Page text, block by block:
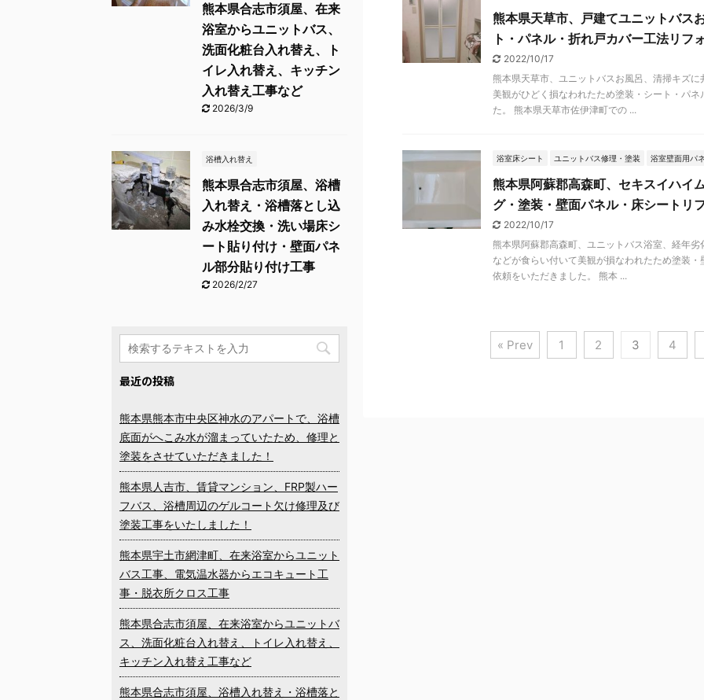
熊本県天草市、戸建てユニットバス
ト・パネル・折れ戸カバー工法リ
2022/10/17
熊本県天草市、ユニットバスお風呂、清掃キズ
美観がひどく損なわれたため塗装・シート・パ
た。 熊本県天草市佐伊津町での ...
浴室床シート ユニットバス修理・塗装 浴室壁面用パ
熊本県阿蘇郡高森町、セキスイハイ
グ・塗装・壁面パネル・床シート
2022/10/17
熊本県阿蘇郡高森町、ユニットバス浴室、経年
などが食らい付いて美観が損なわれたため塗装
依頼をいただきました。 熊本 ...
« Prev 1 2 3 4
熊本県合志市須屋、在来
浴室からユニットバス、
洗面化粧台入れ替え、ト
イレ入れ替え、キッチン
入れ替え工事など
2026/3/9
浴槽入れ替え
熊本県合志市須屋、浴槽
入れ替え・浴槽落とし込
み水栓交換・洗い場床シ
ート貼り付け・壁面パネ
ル部分貼り付け工事
2026/2/27
最近の投稿
熊本県熊本市中央区神水のアパートで、浴槽
底面がへこみ水が溜まっていたため、修理と
塗装をさせていただきました！
熊本県人吉市、賃貸マンション、FRP製ハー
フバス、浴槽周辺のゲルコート欠け修理及び
塗装工事をいたしました！
熊本県宇土市網津町、在来浴室からユニット
バス工事、電気温水器からエコキュート工
事・脱衣所クロス工事
熊本県合志市須屋、在来浴室からユニットバ
ス、洗面化粧台入れ替え、トイレ入れ替え、
キッチン入れ替え工事など
熊本県合志市須屋、浴槽入れ替え・浴槽落と